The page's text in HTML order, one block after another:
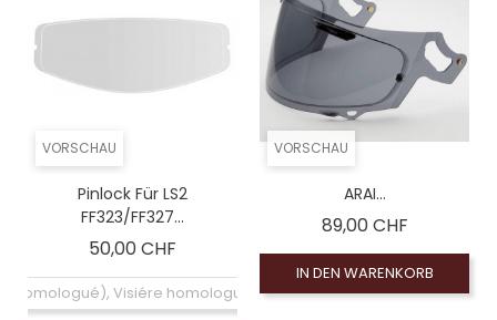
VORSCHAU
Pinlock Für LS2
FF323/FF327...
50,00 CHF
(homologué), Visiére homologuée (EXE-2206)
VORSCHAU
ARAI...
89,00 CHFPreis
IN DEN WARENKORB